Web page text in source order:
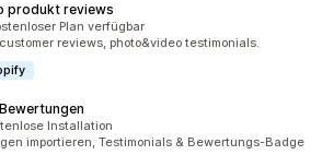
produkt reviews
insgesamtPlan verfügbar
reviews, photo&video testimonials.
insgesamtInstallation
importieren, Testimonials & Bewertungs-Badge